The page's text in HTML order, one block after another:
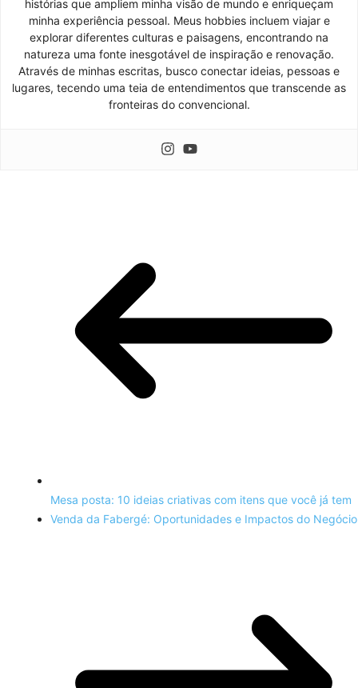
histórias que ampliem minha visão de mundo e enriqueçam
minha experiência pessoal. Meus hobbies incluem viajar e
explorar diferentes culturas e paisagens, encontrando na
natureza uma fonte inesgotável de inspiração e renovação.
Através de minhas escritas, busco conectar ideias, pessoas e
lugares, tecendo uma teia de entendimentos que transcende as
fronteiras do convencional.
Mesa posta: 10 ideias criativas com itens que você já tem
Venda da Fabergé: Oportunidades e Impactos do Negócio